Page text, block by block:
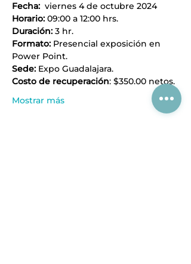
Fecha: viernes 4 de octubre 2024
Horario: 09:00 a 12:00 hrs.
Duración: 3 hr.
Formato: Presencial exposición en
Power Point.
Sede: Expo Guadalajara.
Costo de recuperación: $350.00 netos.
Mostrar más